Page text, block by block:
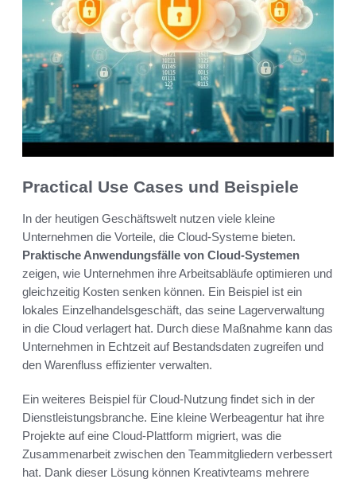
Practical Use Cases und Beispiele
In der heutigen Geschäftswelt nutzen viele kleine
Unternehmen die Vorteile, die Cloud-Systeme bieten.
Praktische Anwendungsfälle von Cloud-Systemen
zeigen, wie Unternehmen ihre Arbeitsabläufe optimieren und
gleichzeitig Kosten senken können. Ein Beispiel ist ein
lokales Einzelhandelsgeschäft, das seine Lagerverwaltung
in die Cloud verlagert hat. Durch diese Maßnahme kann das
Unternehmen in Echtzeit auf Bestandsdaten zugreifen und
den Warenfluss effizienter verwalten.
Ein weiteres Beispiel für Cloud-Nutzung findet sich in der
Dienstleistungsbranche. Eine kleine Werbeagentur hat ihre
Projekte auf eine Cloud-Plattform migriert, was die
Zusammenarbeit zwischen den Teammitgliedern verbessert
hat. Dank dieser Lösung können Kreativteams mehrere